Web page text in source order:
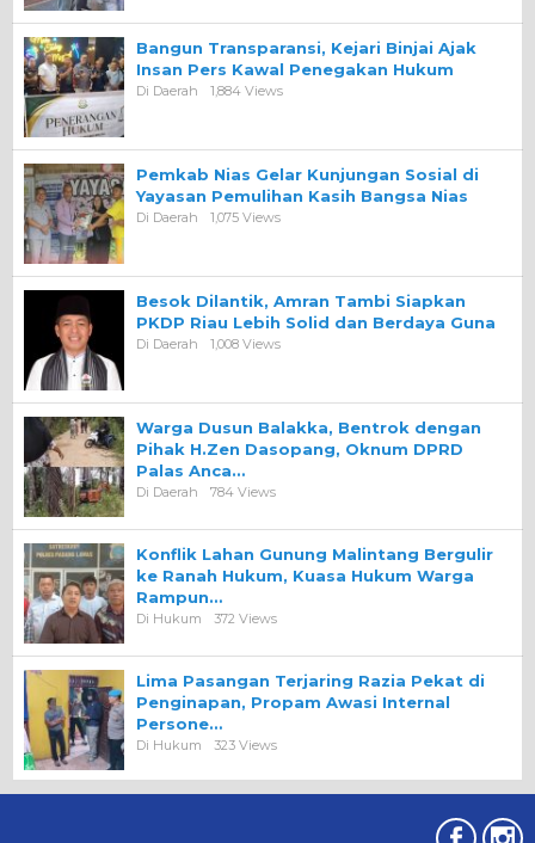
Bangun Transparansi, Kejari Binjai Ajak
Insan Pers Kawal Penegakan Hukum
Di Daerah 1,884 Views
Pemkab Nias Gelar Kunjungan Sosial di
Yayasan Pemulihan Kasih Bangsa Nias
Di Daerah 1,075 Views
Besok Dilantik, Amran Tambi Siapkan
PKDP Riau Lebih Solid dan Berdaya Guna
Di Daerah 1,008 Views
Warga Dusun Balakka, Bentrok dengan
Pihak H.Zen Dasopang, Oknum DPRD
Palas Anca…
Di Daerah 784 Views
Konflik Lahan Gunung Malintang Bergulir
ke Ranah Hukum, Kuasa Hukum Warga
Rampun…
Di Hukum 372 Views
Lima Pasangan Terjaring Razia Pekat di
Penginapan, Propam Awasi Internal
Persone…
Di Hukum 323 Views